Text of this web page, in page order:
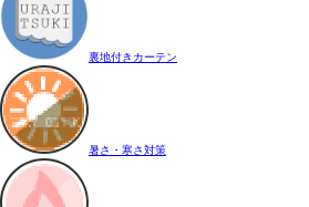
裏地付きカーテン
暑さ・寒さ対策